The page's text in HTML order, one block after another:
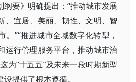
纲要》明确提出：“推动城市发展
、宜居、美丽、韧性、文明、智
。”“推进城市全域数字化转型，
运行管理服务平台，推动城市治
为“十五五”及未来一段时期新型
提供了根本遵循。